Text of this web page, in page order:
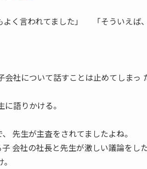
よく言われてました」 「そういえば
会社について話すことは止めてしま
語りかける。
先生が主査をされてましたよね。
会社の社長と先生が激しい議論をし